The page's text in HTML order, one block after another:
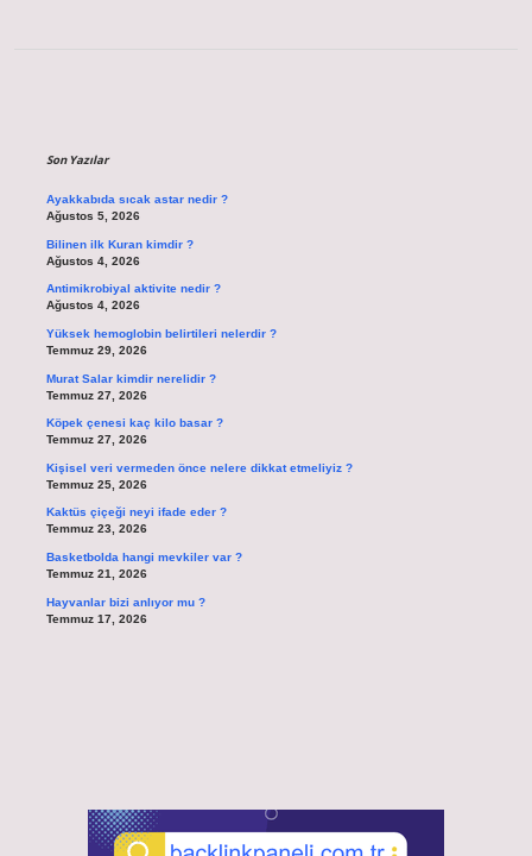
Son Yazılar
Ayakkabıda sıcak astar nedir ?
Ağustos 5, 2026
Bilinen ilk Kuran kimdir ?
Ağustos 4, 2026
Antimikrobiyal aktivite nedir ?
Ağustos 4, 2026
Yüksek hemoglobin belirtileri nelerdir ?
Temmuz 29, 2026
Murat Salar kimdir nerelidir ?
Temmuz 27, 2026
Köpek çenesi kaç kilo basar ?
Temmuz 27, 2026
Kişisel veri vermeden önce nelere dikkat etmeliyiz ?
Temmuz 25, 2026
Kaktüs çiçeği neyi ifade eder ?
Temmuz 23, 2026
Basketbolda hangi mevkiler var ?
Temmuz 21, 2026
Hayvanlar bizi anlıyor mu ?
Temmuz 17, 2026